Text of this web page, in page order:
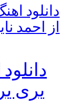
دانلود
از احمد
یری